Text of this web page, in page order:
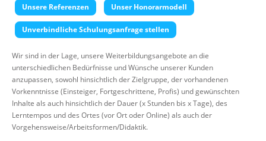
Suche
Unsere Referenzen Unser Honorarmodell
Unverbindliche Schulungsanfrage stellen
Wir sind in der Lage, unsere Weiterbildungsangebote an die
unterschiedlichen Bedürfnisse und Wünsche unserer Kunden
anzupassen, sowohl hinsichtlich der Zielgruppe, der vorhandenen
Vorkenntnisse (Einsteiger, Fortgeschrittene, Profis) und gewünschten
Inhalte als auch hinsichtlich der Dauer (x Stunden bis x Tage), des
Lerntempos und des Ortes (vor Ort oder Online) als auch der
Vorgehensweise/Arbeitsformen/Didaktik.